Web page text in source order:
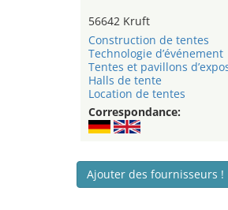
56642 Kruft
Construction de tentes
Technologie d’événement
Tentes et pavillons
Halls de tente
Location de tentes
Correspondance:
Ajouter des fournisseurs !